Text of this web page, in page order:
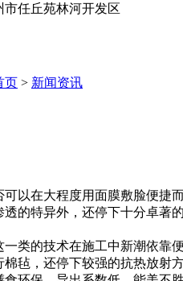
任丘苑林河开发区
页 > 新闻资讯
以在大程度用面膜敷脸便捷
透的特异外，还停下十分卓著
一类的技术在施工中新潮依靠
棉毡，还停下较强的抗热放射